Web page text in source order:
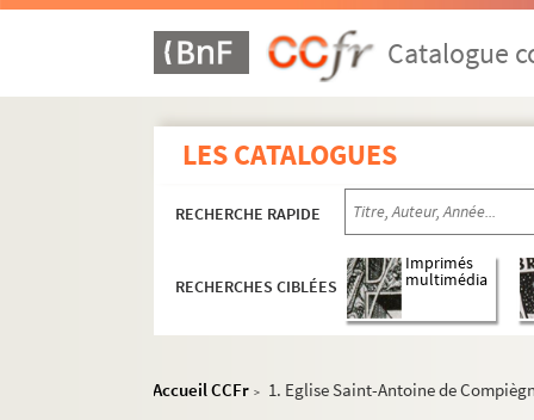
Catalogue
LES CATALOGUES
RECHERCHE RAPIDE
RECHERCHES CIBLÉES
Imprimés
multimédia
Accueil CCFr > 1. Eglise Saint-Antoine de